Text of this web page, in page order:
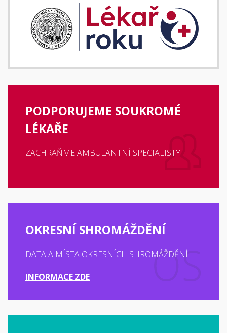
PODPORUJEME SOUKROMÉ
LÉKAŘE
ZACHRAŇME AMBULANTNÍ SPECIALISTY
OKRESNÍ SHROMÁŽDĚNÍ
DATA A MÍSTA OKRESNÍCH SHROMÁŽDĚNÍ
INFORMACE ZDE